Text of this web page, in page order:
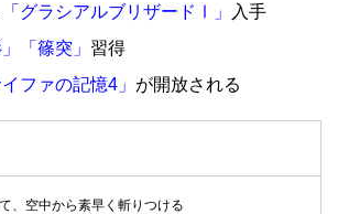
「グラシアルブリザードⅠ」
入手
」「篠突」 習得
イファの記憶4」 が開放される
、空中から素早く斬りつける